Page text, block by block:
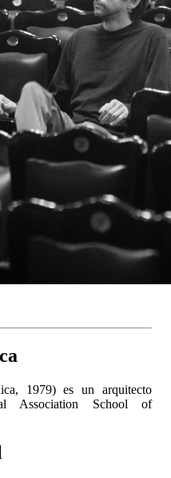
1979) es un arquitecto
Association School of